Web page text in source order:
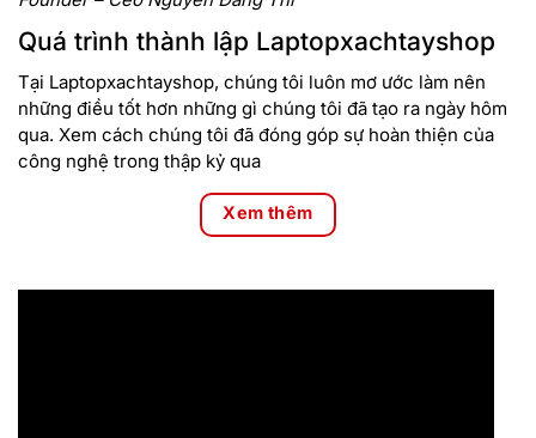
Màn hình của Acer Predator Helios Neo 16 là một điểm nổi
bật với kích thước 16 inch và độ phân giải 2.5K, mang lại chất
lượng hình ảnh sắc nét và chi tiết. Độ phân giải cao giúp
người dùng có thể trải nghiệm các tựa game với đồ họa chân
thực, cùng với đó là việc xem phim và làm việc với các ứng
Màn hình sử dụng công nghệ IPS, cho góc nhìn rộng và màu
game thủ và người làm việc đồ họa, khi mà mỗi chi tiết nhỏ
Quá trình thành lập Laptopxachtayshop
Tại Laptopxachtayshop, chúng tôi luôn mơ ước làm nên
những điều tốt hơn những gì chúng tôi đã tạo ra ngày hôm
qua. Xem cách chúng tôi đã đóng góp sự hoàn thiện của
công nghệ trong thập kỷ qua
Xem thêm